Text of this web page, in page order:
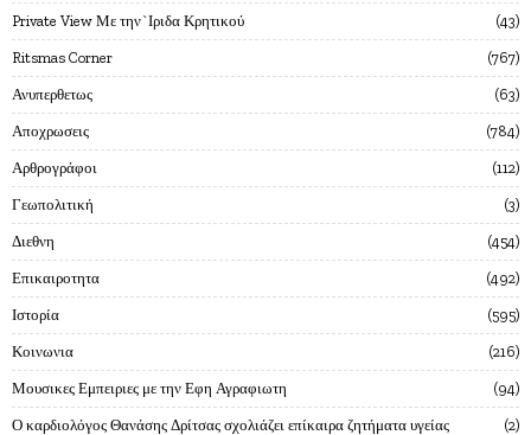
Private View Με την`Ιριδα Κρητικού 43
Ritsmas Corner 767
Ανυπερθετως 63
Αποχρωσεις 784
Αρθρογράφοι 112
Γεωπολιτική 3
Διεθνη 454
Επικαιροτητα 492
Ιστορία 595
Κοινωνια 216
Μουσικες Εμπειριες με την Εφη Αγραφιωτη 94
Ο καρδιολόγος Θανάσης Δρίτσας σχολιάζει επίκαιρα ζητήματα υγείας 2